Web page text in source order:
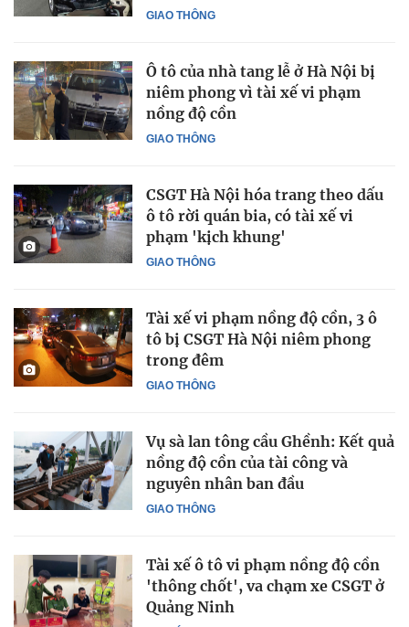
GIAO THÔNG
GIAO THÔNG
Ô tô của nhà tang lễ ở Hà Nội bị
niêm phong vì tài xế vi phạm
nồng độ cồn
GIAO THÔNG
CSGT Hà Nội hóa trang theo dấu
ô tô rời quán bia, có tài xế vi
phạm 'kịch khung'
GIAO THÔNG
Tài xế vi phạm nồng độ cồn, 3 ô
tô bị CSGT Hà Nội niêm phong
trong đêm
GIAO THÔNG
Vụ sà lan tông cầu Ghềnh: Kết quả
nồng độ cồn của tài công và
nguyên nhân ban đầu
Tài xế ô tô vi phạm nồng độ cồn
'thông chốt', va chạm xe CSGT ở
Quảng Ninh